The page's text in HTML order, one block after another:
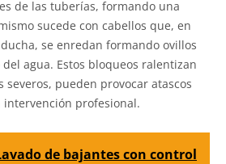
de las tuberías, formando una
sucede con cabellos que, en
se enredan formando ovillos
agua. Estos bloqueos ralentizan
severos, pueden provocar atascos
profesional.
de bajantes con control